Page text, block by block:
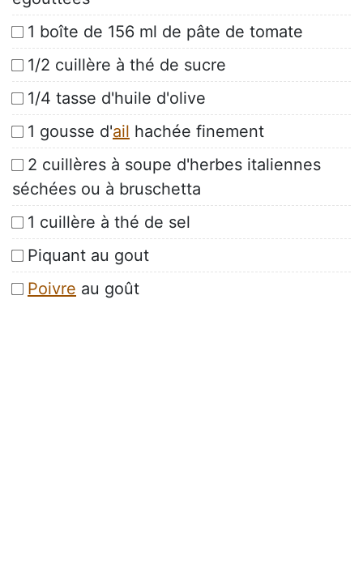
1 boîte de 156 ml de pâte de tomate
1/2 cuillère à thé de sucre
1/4 tasse d'huile d'olive
1 gousse d'ail hachée finement
2 cuillères à soupe d'herbes italiennes
séchées ou à bruschetta
1 cuillère à thé de sel
Piquant au gout
Poivre au goût